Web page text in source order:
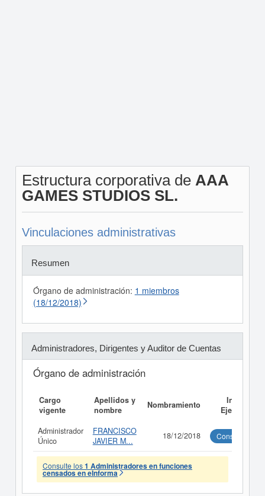
Estructura corporativa de AAA
GAMES STUDIOS SL.
Vinculaciones administrativas
Resumen
Órgano de administración: 1 miembros
(18/12/2018)
Administradores, Dirigentes y Auditor de Cuentas
Órgano de administración
Cargo
vigente
Apellidos y
nombre
Nombramiento
Informe
Ejecutivo
Administrador
Único
FRANCISCO
JAVIER M...
18/12/2018 Consultar
Consulte los1 Administradores en funciones
censados en eInforma